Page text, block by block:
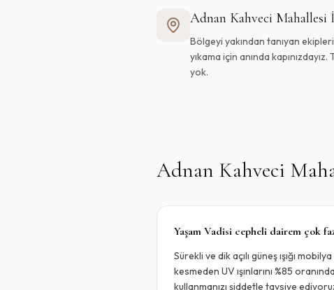
Adnan Kahveci Mahallesi
Bölgeyi yakından tanıyan
yıkama için anında
yok.
Adnan Kahveci
Yaşam Vadisi cepheli dairem çok
Sürekli ve dik açılı güneş ışığı
kesmeden UV ışınlarını %85
kullanmanızı şiddetle tavsiye